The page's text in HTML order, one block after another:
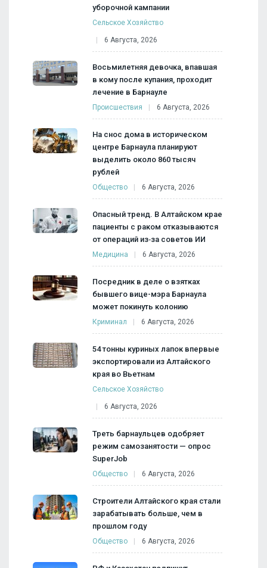
уборочной кампании
Сельское Хозяйство
6 Августа, 2026
Восьмилетняя девочка, впавшая
в кому после купания, проходит
лечение в Барнауле
Происшествия 6 Августа, 2026
На снос дома в историческом
центре Барнаула планируют
выделить около 860 тысяч
рублей
Общество 6 Августа, 2026
Опасный тренд. В Алтайском крае
пациенты с раком отказываются
от операций из‑за советов ИИ
Медицина 6 Августа, 2026
Посредник в деле о взятках
бывшего вице-мэра Барнаула
может покинуть колонию
Криминал 6 Августа, 2026
54 тонны куриных лапок впервые
экспортировали из Алтайского
края во Вьетнам
Сельское Хозяйство
6 Августа, 2026
Треть барнаульцев одобряет
режим самозанятости — опрос
SuperJob
Общество 6 Августа, 2026
Строители Алтайского края стали
зарабатывать больше, чем в
прошлом году
Общество 6 Августа, 2026